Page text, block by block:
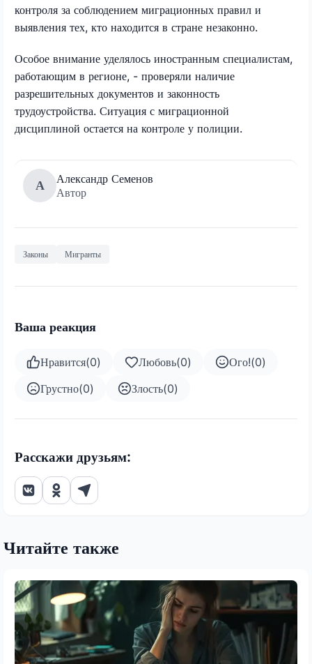
контроля за соблюдением миграционных правил и
выявления тех, кто находится в стране незаконно.
Особое внимание уделялось иностранным специалистам,
работающим в регионе, - проверяли наличие
разрешительных документов и законность
трудоустройства. Ситуация с миграционной
дисциплиной остается на контроле у полиции.
А
Александр Семенов
Автор
Законы Мигранты
Ваша реакция
Нравится(0) Любовь(0) Ого!(0)
Грустно(0) Злость(0)
Расскажи друзьям:
Читайте также